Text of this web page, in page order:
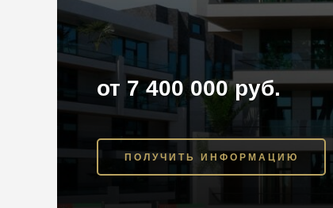
ПОЛУЧИТЬ ИНФОРМАЦИЮ
от 7 400 000 руб.